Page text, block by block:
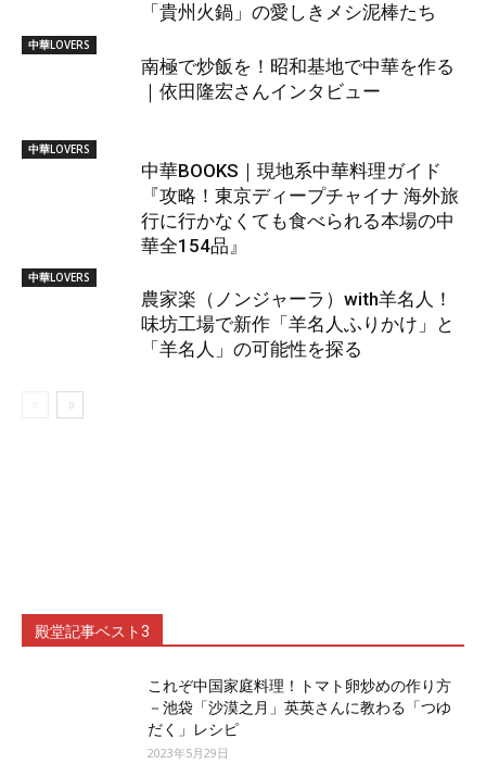
「貴州火鍋」の愛しきメシ泥棒たち
中華LOVERS
南極で炒飯を！昭和基地で中華を作る
｜依田隆宏さんインタビュー
中華LOVERS
中華BOOKS｜現地系中華料理ガイド
『攻略！東京ディープチャイナ 海外旅
行に行かなくても食べられる本場の中
華全154品』
中華LOVERS
農家楽（ノンジャーラ）with羊名人！
味坊工場で新作「羊名人ふりかけ」と
「羊名人」の可能性を探る
殿堂記事ベスト3
これぞ中国家庭料理！トマト卵炒めの作り方
－池袋「沙漠之月」英英さんに教わる「つゆ
だく」レシピ
2023年5月29日